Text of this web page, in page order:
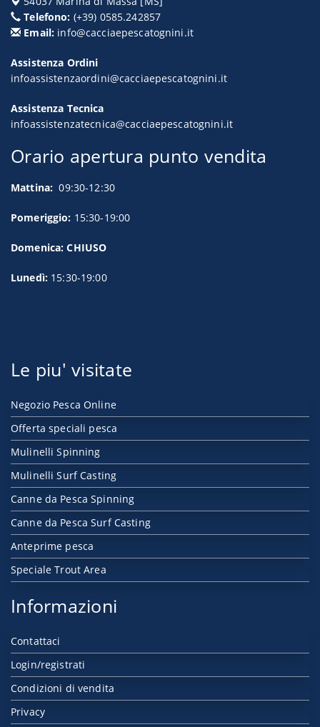
Telefono: (+39) 0585.242857
Email: info@cacciaepescatognini.it
Assistenza Ordini
infoassistenzaordini@cacciaepescatognini.it
Assistenza Tecnica
infoassistenzatecnica@cacciaepescatognini.it
Orario apertura punto vendita
Mattina: 09:30-12:30
Pomeriggio: 15:30-19:00
Domenica: CHIUSO
Lunedì: 15:30-19:00
Le piu' visitate
Negozio Pesca Online
Offerta speciali pesca
Mulinelli Spinning
Mulinelli Surf Casting
Canne da Pesca Spinning
Canne da Pesca Surf Casting
Anteprime pesca
Speciale Trout Area
Informazioni
Contattaci
Login/registrati
Condizioni di vendita
Privacy